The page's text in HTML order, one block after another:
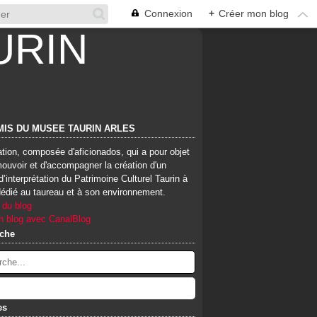
Connexion + Créer mon blog
DU MUSEE TAURIN ARLES
composée d'aficionados, qui a pour objet
et d'accompagner la création d'un
du Patrimoine Culturel Taurin à
au taureau et à son environnement.
blog
blog avec CanalBlog